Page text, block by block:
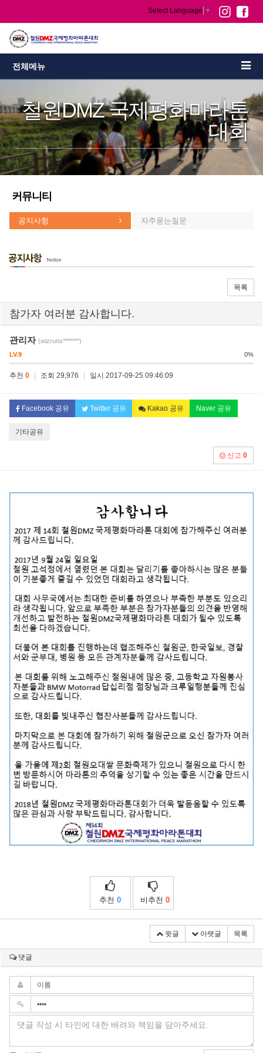
Select Language ▼
전체메뉴
철원DMZ 국제평화마라톤
대회
커뮤니티
공지사항 자주묻는질문
목록
참가자 여러분 감사합니다.
관리자 (wizruns*******)
LV.9
0%
추천 0 조회 29,976 일시 2017-09-25 09:46:09
Facebook 공유 Twitter 공유 Kakao 공유 Naver 공유
기타공유
신고 0
추천 0 비추천 0
윗글 아랫글 목록
댓글